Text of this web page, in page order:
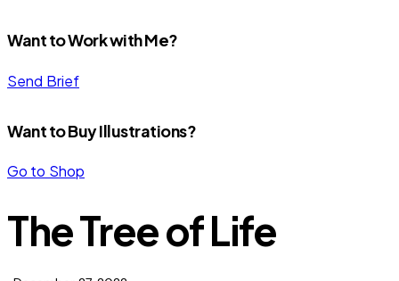
Want to Work with Me?
Send Brief
Want to Buy Illustrations?
Go to Shop
The Tree of Life